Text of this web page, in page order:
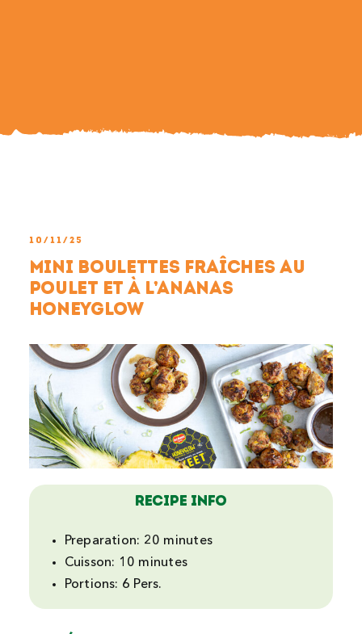
10/11/25
Mini boulettes fraîches au
poulet et à l’ananas
HoneyGlow
Recipe Info
Preparation: 20 minutes
Cuisson: 10 minutes
Portions: 6 Pers.